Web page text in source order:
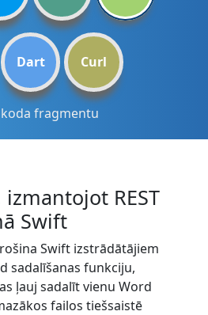
Dart Curl
fragmentu
REST
Swift
Swift izstrādātājiem
sadalīšanas funkciju,
ļauj sadalīt vienu Word
failos tiešsaistē